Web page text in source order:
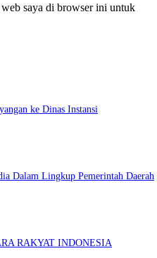
saya di browser ini untuk
ke Dinas Instansi
Dalam Lingkup Pemerintah Daerah
RAKYAT INDONESIA